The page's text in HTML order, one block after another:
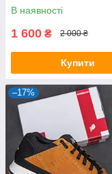
В наявності
1 600 ₴ 2 000 ₴
Купити
–17%